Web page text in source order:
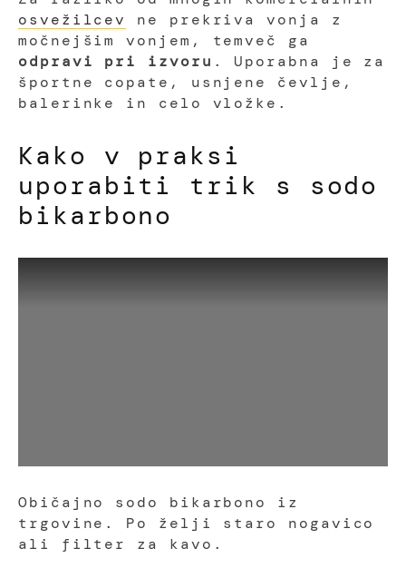
osvežilcev
ne prekriva vonja z
močnejšim vonjem, temveč ga
odpravi pri izvoru . Uporabna je za
športne copate, usnjene čevlje,
balerinke in celo vložke.
Kako v praksi
uporabiti trik s sodo
bikarbono
Običajno sodo bikarbono iz
trgovine. Po želji staro nogavico
ali filter za kavo.